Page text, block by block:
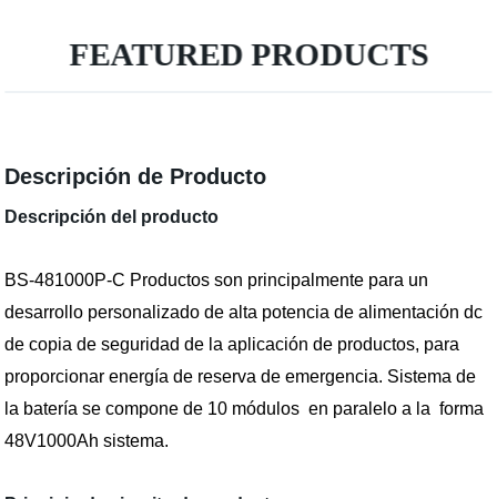
FEATURED PRODUCTS
Descripción de Producto
Descripción del producto
BS-481000P-C Productos son principalmente para un
desarrollo personalizado de alta potencia de alimentación dc
de copia de seguridad de la aplicación de productos, para
proporcionar energía de reserva de emergencia. Sistema de
la batería se compone de 10 módulos en paralelo a la forma
48V1000Ah sistema.